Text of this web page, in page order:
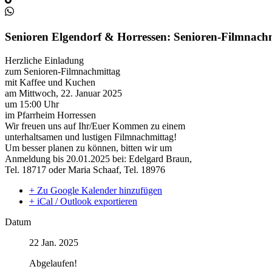
Senioren Elgendorf & Horressen: Senioren-
Herzliche Einladung
zum Senioren-Filmnachmittag
mit Kaffee und Kuchen
am Mittwoch, 22. Januar 2025
um 15:00 Uhr
im Pfarrheim Horressen
Wir freuen uns auf Ihr/Euer Kommen zu einem
unterhaltsamen und lustigen Filmnachmittag!
Um besser planen zu können, bitten wir um
Anmeldung bis 20.01.2025 bei: Edelgard Braun,
Tel. 18717 oder Maria Schaaf, Tel. 18976
+ Zu Google Kalender hinzufügen
+ iCal / Outlook exportieren
Datum
22 Jan. 2025
Abgelaufen!